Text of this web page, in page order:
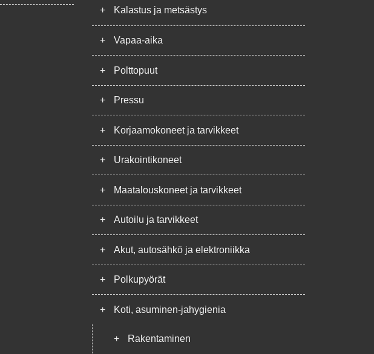
+ Kalastus ja metsästys
+ Vapaa-aika
+ Polttopuut
+ Pressu
+ Korjaamokoneet ja tarvikkeet
+ Urakointikoneet
+ Maatalouskoneet ja tarvikkeet
+ Autoilu ja tarvikkeet
+ Akut, autosähkö ja elektroniikka
+ Polkupyörät
+ Koti, asuminen-jahygienia
+ Rakentaminen